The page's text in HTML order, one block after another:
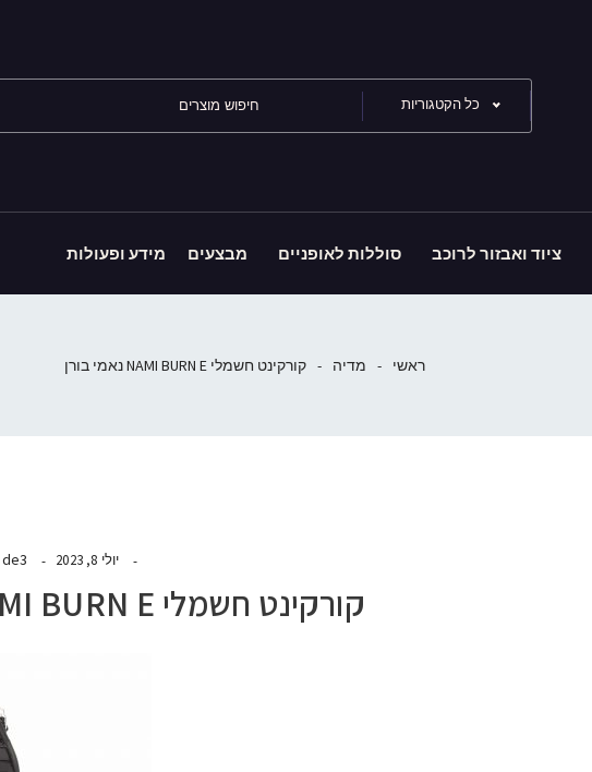
כל הקטגוריות
ציוד ואבזור לרוכב סוללות לאופניים מבצעים מידע ופעולות
ראשי - מדיה - קורקינט חשמלי NAMI BURN E נאמי בורן
יולי 8, 2023
קורקינט חשמלי NAMI BURN E נאמי בורן